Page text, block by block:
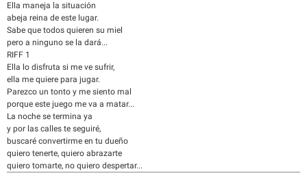
Ella maneja la situación
abeja reina de este lugar.
Sabe que todos quieren su miel
pero a ninguno se la dará...
RIFF 1
Ella lo disfruta si me ve sufrir,
ella me quiere para jugar.
Parezco un tonto y me siento mal
porque este juego me va a matar...
La noche se termina ya
y por las calles te seguiré,
buscaré convertirme en tu dueño
quiero tenerte, quiero abrazarte
quiero tomarte, no quiero despertar...